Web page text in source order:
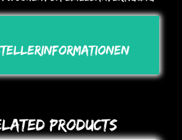
Products